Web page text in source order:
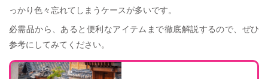
っかり色々忘れてしまうケースが多いです。
必需品から、あると便利なアイテムまで徹底解説するので、ぜひ
参考にしてみてください。